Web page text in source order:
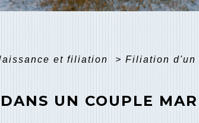
et filiation > Filiation d'un
UN COUPLE